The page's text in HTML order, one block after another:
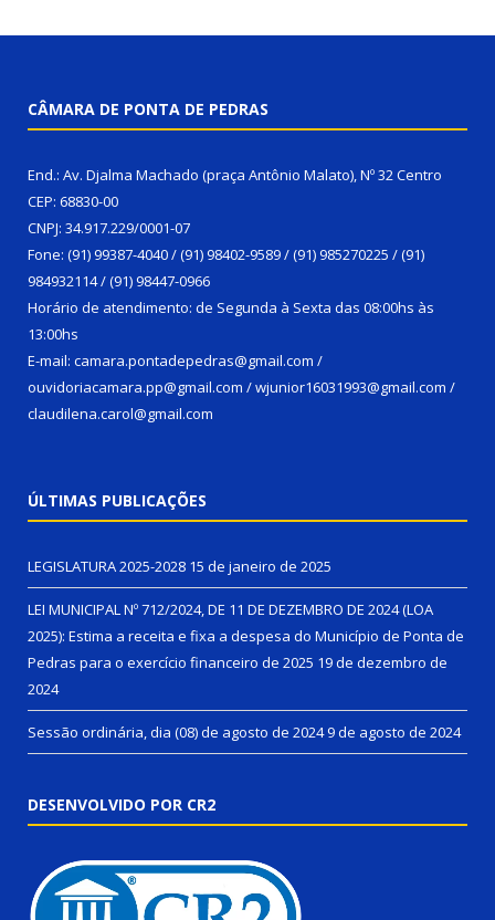
CÂMARA DE PONTA DE PEDRAS
End.: Av. Djalma Machado (praça Antônio Malato), Nº 32 Centro
CEP: 68830-00
CNPJ: 34.917.229/0001-07
Fone: (91) 99387-4040 / (91) 98402-9589 / (91) 985270225 / (91)
984932114 / (91) 98447-0966
Horário de atendimento: de Segunda à Sexta das 08:00hs às
13:00hs
E-mail: camara.pontadepedras@gmail.com /
ouvidoriacamara.pp@gmail.com / wjunior16031993@gmail.com /
claudilena.carol@gmail.com
ÚLTIMAS PUBLICAÇÕES
LEGISLATURA 2025-2028 15 de janeiro de 2025
LEI MUNICIPAL Nº 712/2024, DE 11 DE DEZEMBRO DE 2024 (LOA
2025): Estima a receita e fixa a despesa do Município de Ponta de
Pedras para o exercício financeiro de 2025 19 de dezembro de
2024
Sessão ordinária, dia (08) de agosto de 20249 de agosto de 2024
DESENVOLVIDO POR CR2